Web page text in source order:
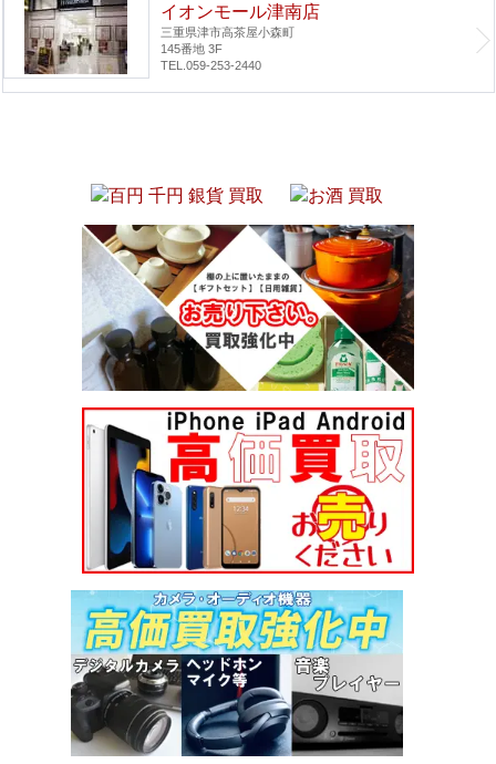
イオンモール津南店
三重県津市高茶屋小森町
145番地 3F
TEL.059-253-2440